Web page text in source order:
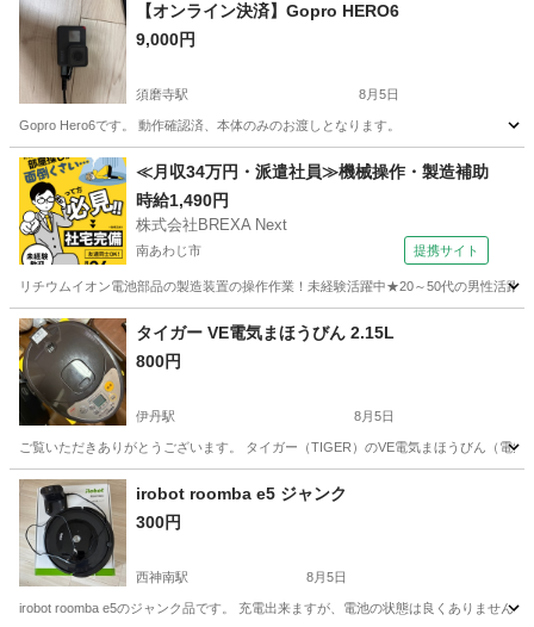
【オンライン決済】Gopro HERO6
9,000円
須磨寺駅 8月5日
Gopro Hero6です。 動作確認済、本体のみのお渡しとなります。
兵庫 神戸市 須磨寺駅 カメラ Gopro
≪月収34万円・派遣社員≫機械操作・製造補助
時給1,490円
株式会社BREXA Next
南あわじ市 提携サイト
リチウムイオン電池部品の製造装置の操作作業！未経験活躍中★20～50代の男性活
兵庫 南あわじ市 その他
タイガー VE電気まほうびん 2.15L
800円
伊丹駅 8月5日
ご覧いただきありがとうございます。 タイガー（TIGER）のVE電気まほうびん（電
兵庫 伊丹市 キッチン家電
irobot roomba e5 ジャンク
300円
西神南駅 8月5日
irobot roomba e5のジャンク品です。 充電出来ますが、電池の状態は良くありません